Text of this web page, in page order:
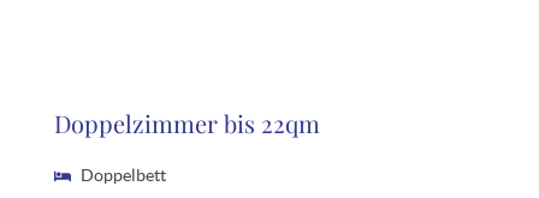
Doppelzimmer bis 22qm
Doppelbett